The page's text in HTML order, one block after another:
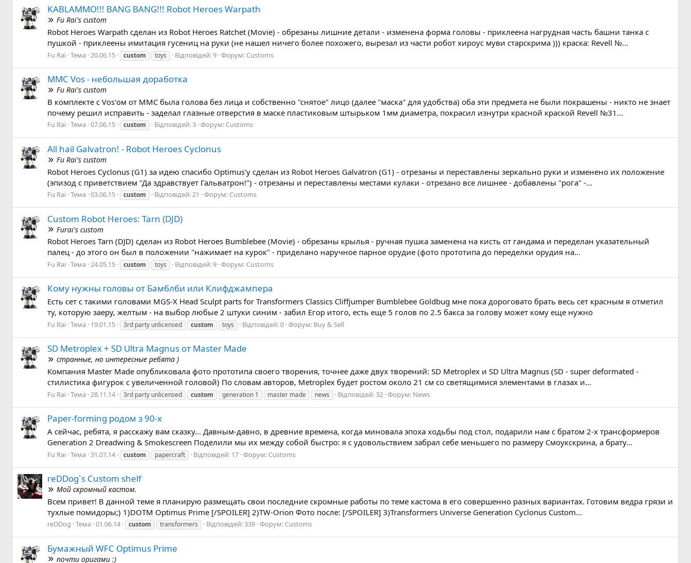
KABLAMMO!!! BANG BANG!!! Robot Heroes Warpath
Fu Rai's custom
Robot Heroes Warpath сделан из Robot Heroes Ratchet (Movie) - обрезаны лишние детали - изменена форма головы - приклеена нагрудная часть башни танка с
пушкой - приклеены имитация гусениц на руки (не нашел ничего более похожего, вырезал из части робот хироус муви старскрима ))) краска: Revell №...
Fu Rai Тема 20.06.15 custom toys Відповідей: 9 Форум: Customs
MMC Vos - небольшая доработка
Fu Rai's custom
В комплекте с Vos'ом от ММС была голова без лица и собственно "снятое" лицо (далее "маска" для удобства) оба эти предмета не были покрашены - никто не знает
почему решил исправить - заделал глазные отверстия в маске пластиковым штырьком 1мм диаметра, покрасил изнутри красной краской Revell №31...
Fu Rai Тема 07.06.15 custom Відповідей: 3 Форум: Customs
All hail Galvatron! - Robot Heroes Cyclonus
Fu Rai's custom
Robot Heroes Cyclonus (G1) за идею спасибо Optimus'у сделан из Robot Heroes Galvatron (G1) - отрезаны и переставлены зеркально руки и изменено их положение
(эпизод с приветствием "Да здравствует Гальватрон!") - отрезаны и переставлены местами кулаки - отрезано все лишнее - добавлены "рога" -...
Fu Rai Тема 03.06.15 custom Відповідей: 21 Форум: Customs
Custom Robot Heroes: Tarn (DJD)
Furai's custom
Robot Heroes Tarn (DJD) сделан из Robot Heroes Bumblebee (Movie) - обрезаны крылья - ручная пушка заменена на кисть от гандама и переделан указательный
палец - до этого он был в положении "нажимает на курок" - приделано наручное парное орудие (фото прототипа до переделки орудия на...
Fu Rai Тема 24.05.15 custom toys Відповідей: 9 Форум: Customs
Кому нужны головы от Бамблби или Клифджампера
Есть сет с такими головами MGS-X Head Sculpt parts for Transformers Classics Cliffjumper Bumblebee Goldbug мне пока дороговато брать весь сет красным я отметил
ту, которую заеру, желтым - на выбор любые 2 штуки синим - забил Егор итого, есть еще 5 голов по 2.5 бакса за голову может кому еще нужно
Fu Rai Тема 19.01.15 3rd party unlicensed custom toys Відповідей: 0 Форум: Buy & Sell
SD Metroplex + SD Ultra Magnus от Master Made
странные, но интересные ребята )
Компания Master Made опубликовала фото прототипа своего творения, точнее даже двух творений: SD Metroplex и SD Ultra Magnus (SD - super deformated -
стилистика фигурок с увеличенной головой) По словам авторов, Metroplex будет ростом около 21 см со светящимися элементами в глазах и...
Fu Rai Тема 28.11.14 3rd party unlicensed custom generation 1 master made news Відповідей: 32 Форум: News
Paper-forming родом з 90-х
А сейчас, ребята, я расскажу вам сказку... Давным-давно, в древние времена, когда миновала эпоха ходьбы под стол, подарили нам с братом 2-х трансформеров
Generation 2 Dreadwing & Smokescreen Поделили мы их между собой быстро: я с удовольствием забрал себе меньшего по размеру Смоукскрина, а брату...
Fu Rai Тема 31.07.14 custom papercraft Відповідей: 17 Форум: Customs
reDDog`s Custom shelf
Мой скромный кастом.
Всем привет! В данной теме я планирую размещать свои последние скромные работы по теме кастома в его совершенно разных вариантах. Готовим ведра грязи и
тухлые помидоры;) 1)DOTM Optimus Prime [/SPOILER] 2)TW-Orion Фото после: [/SPOILER] 3)Transformers Universe Generation Cyclonus Custom...
reDDog Тема 01.06.14 custom transformers Відповідей: 339 Форум: Customs
Бумажный WFC Optimus Prime
почти оригами :)